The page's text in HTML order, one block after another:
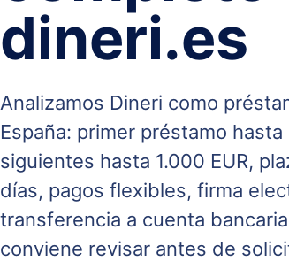
dineri.es
Analizamos Dineri como
España: primer préstamo hasta
siguientes hasta 1.000 EUR,
días, pagos flexibles, firma
transferencia a cuenta
conviene revisar antes de